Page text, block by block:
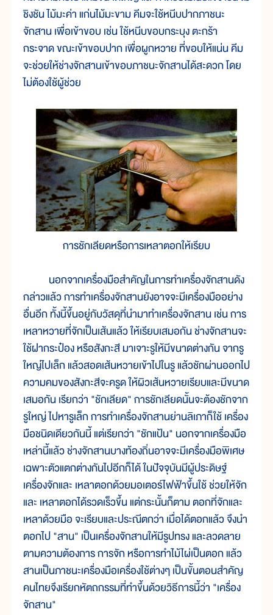
ชิงชัน ไม้มะค่า แก่นไม้มะขาม คีมจะใช้หนีบปากภาชนะ
จักสาน เพื่อเข้าขอบ เช่น ใช้หนีบขอบกระบุง ตะกร้า
กระจาด ขณะเข้าขอบปาก เพื่อผูกหวาย ที่ขอบให้แน่น คีม
จะช่วยให้ช่างจักสานเข้าขอบภาชนะจักสานได้สะดวก โดย
ไม่ต้องใช้ผู้ช่วย
การชักเลียดหรือการเหลาตอกให้เรียบ
นอกจากเครื่องมือสำคัญในการทำเครื่องจักสานดัง
กล่าวแล้ว การทำเครื่องจักสานยังอาจจะมีเครื่องมืออย่าง
อื่นอีก ทั้งนี้ขึ้นอยู่กับวัสดุที่นำมาทำเครื่องจักสาน เช่น การ
เหลาหวายที่จักเป็นเส้นแล้ว ให้เรียบเสมอกัน ช่างจักสานจะ
ใช้ฝากระป๋อง หรือสังกะสี มาเจาะรูให้มีขนาดต่างกัน จากรู
ใหญ่ไปเล็ก แล้วสอดเส้นหวายเข้าไปในรู แล้วชักผ่านออกไป
ความคมของสังกะสีจะครูด ให้ผิวเส้นหวายเรียบและมีขนาด
เสมอกัน เรียกว่า "ชักเลียด" การชักเลียดนั้นจะต้องชักจาก
รูใหญ่ ไปหารูเล็ก การทำเครื่องจักสานย่านลิเภาก็ใช้ เครื่อง
มือชนิดเดียวกันนี้ แต่เรียกว่า "ชักแป้น" นอกจากเครื่องมือ
เหล่านี้แล้ว ช่างจักสานบางท้องถิ่นอาจจะมีเครื่องมือพิเศษ
เฉพาะตัวแตกต่างกันไปอีกก็ได้ ในปัจจุบันมีผู้ประดิษฐ์
เครื่องจักและ เหลาตอกด้วยมอเตอร์ไฟฟ้าขึ้นใช้ ช่วยให้จัก
และ เหลาตอกได้รวดเร็วขึ้น แต่กระนั้นก็ตาม ตอกที่จักและ
เหลาด้วยมือ จะเรียบและประณีตกว่า เมื่อได้ตอกแล้ว จึงนำ
ตอกไป "สาน" เป็นเครื่องจักสานให้มีรูปทรง และลวดลาย
ตามความต้องการ การจัก หรือการทำไม้ไผ่เป็นตอก แล้ว
สานเป็นภาชนะเครื่องมือเครื่องใช้ต่างๆ เป็นขั้นตอนสำคัญ
คนไทยจึงเรียกหัตถกรรมที่ทำขึ้นด้วยวิธีการนี้ว่า "เครื่อง
จักสาน"